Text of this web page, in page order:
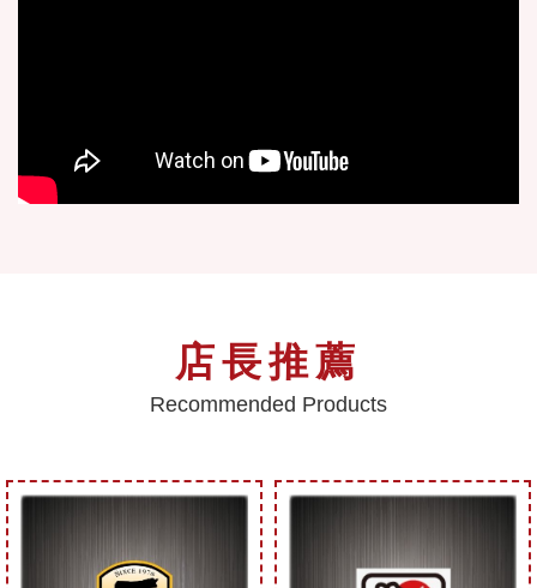
店長推薦
Recommended Products